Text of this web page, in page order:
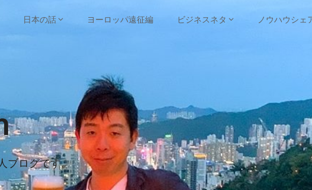
日本の話 ヨーロッパ遠征編 ビジネスネタ ノウハウシェ
ブログです。